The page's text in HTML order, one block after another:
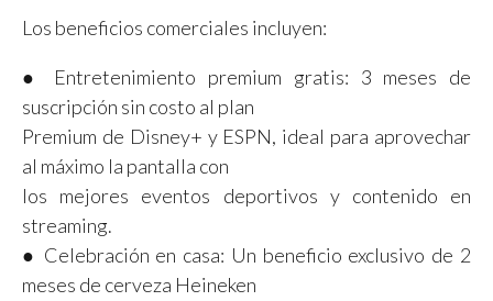
Los beneficios comerciales incluyen:
● Entretenimiento premium gratis: 3 meses de
suscripción sin costo al plan
Premium de Disney+ y ESPN, ideal para aprovechar
al máximo la pantalla con
los mejores eventos deportivos y contenido en
streaming.
● Celebración en casa: Un beneficio exclusivo de 2
meses de cerveza Heineken